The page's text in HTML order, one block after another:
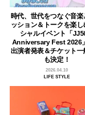
時代、世代をつなぐ音楽
ッション＆トークを楽
シャルイベント「
Anniversary Fest 2026
出演者発表＆チケット一
も決定！
2026.04.10
LIFE STYLE